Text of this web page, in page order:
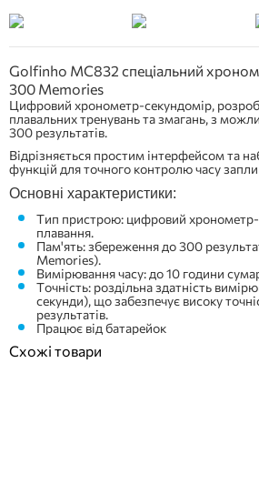
Golfinho MC832 спеціальний
300 Memories
Цифровий хронометр-секундомір,
плавальних тренувань та змагань, з
300 результатів.
Відрізняється простим інтерфейсом та
функцій для точного контролю часу
Основні характеристики:
Тип пристрою: цифровий хронометр-
плавання.
Пам'ять: збереження до 300
Memories).
Вимірювання часу: до 10 години
Точність: роздільна здатність
секунди), що забезпечує високу
результатів.
Працює від батарейок
Схожі товари